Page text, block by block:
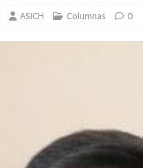
ASICH Columnas 0